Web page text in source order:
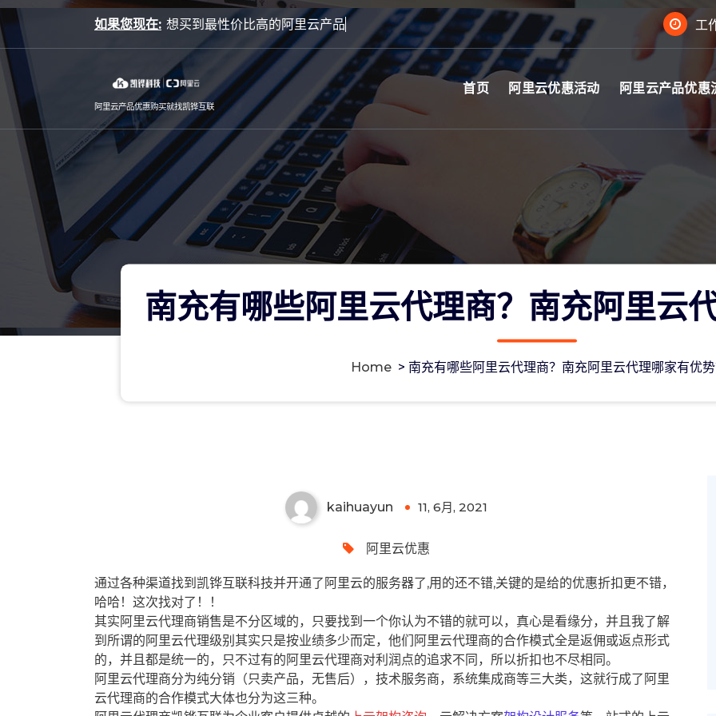
Skip
to
content
如果您现在: 工
阿里云产品优惠购买就找凯铧互联
首页 阿里云优惠活动 阿里云产品优惠
南充有哪些阿里云代理商？南充阿里云
Home > 南充有哪些阿里云代理商？南充阿里云代理哪家有优
kaihuayun 11, 6月, 2021
阿里云优惠
通过各种渠道找到凯铧互联科技并开通了阿里云的服务器了,用的还不错,关键的是给的优惠折扣更不错，
哈哈！这次找对了！！
其实阿里云代理商销售是不分区域的，只要找到一个你认为不错的就可以，真心是看缘分，并且我了解
到所谓的阿里云代理级别其实只是按业绩多少而定，他们阿里云代理商的合作模式全是返佣或返点形式
的，并且都是统一的，只不过有的阿里云代理商对利润点的追求不同，所以折扣也不尽相同。
阿里云代理商分为纯分销（只卖产品，无售后），技术服务商，系统集成商等三大类，这就行成了阿里
云代理商的合作模式大体也分为这三种。